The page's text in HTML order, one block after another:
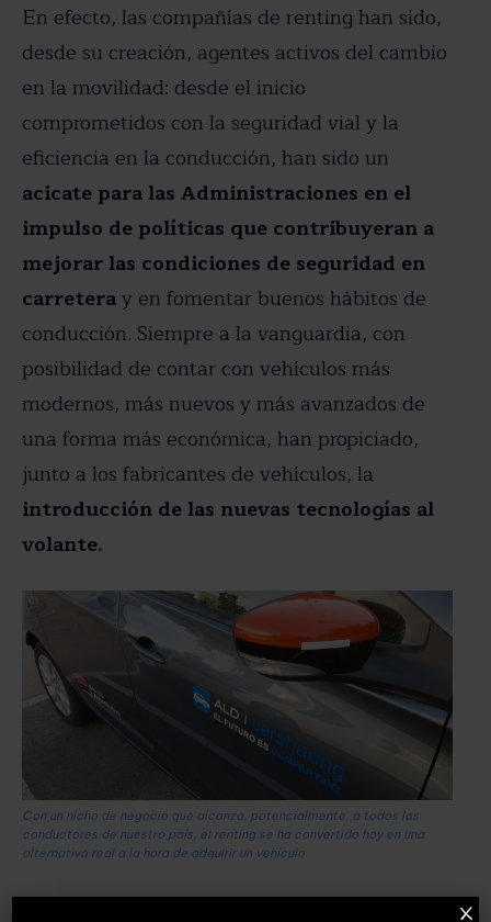
En efecto, las compañías de renting han sido,
desde su creación, agentes activos del cambio
en la movilidad: desde el inicio
comprometidos con la seguridad vial y la
eficiencia en la conducción, han sido un
acicate para las Administraciones en el
impulso de políticas que contribuyeran a
mejorar las condiciones de seguridad en
carreteray en fomentar buenos hábitos de
conducción. Siempre a la vanguardia, con
posibilidad de contar con vehículos más
modernos, más nuevos y más avanzados de
una forma más económica, han propiciado,
junto a los fabricantes de vehículos, la
introducción de las nuevas tecnologías al
volante.
Con un nicho de negocio que alcanza, potencialmente, a todos los
conductores de nuestro país, el renting se ha convertido hoy en una
alternativa real a la hora de adquirir un vehículo
X